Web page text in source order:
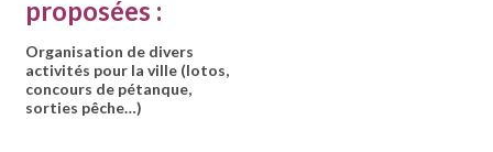
proposées :
Organisation de divers
activités pour la ville (lotos,
concours de pétanque,
sorties pêche…)